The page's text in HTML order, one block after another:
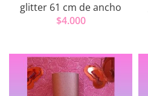
glitter 61 cm de ancho
$4.000